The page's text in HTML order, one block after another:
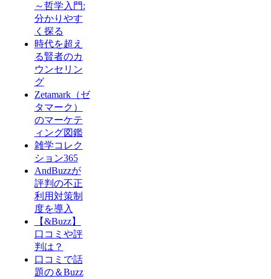
～哲学入門:
分かりやす
く探る
時代を超え
る賢者のカ
ウンセリン
グ
Zetamark（ゼ
タマーク）
のマーケテ
ィング図鑑
雑学コレク
ション365
AndBuzzが
評判の不正
利用対策制
度を導入
【&Buzz】
口コミや評
判は？
口コミで話
題の＆Buzz